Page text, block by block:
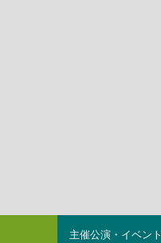
主催公演・イベント